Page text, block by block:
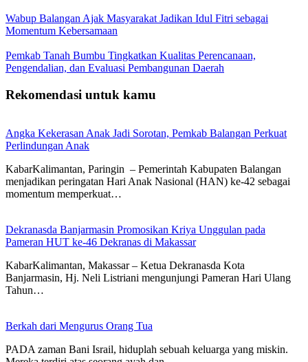
Wabup Balangan Ajak Masyarakat Jadikan Idul Fitri sebagai
Momentum Kebersamaan
Pemkab Tanah Bumbu Tingkatkan Kualitas Perencanaan,
Pengendalian, dan Evaluasi Pembangunan Daerah
Rekomendasi untuk kamu
Angka Kekerasan Anak Jadi Sorotan, Pemkab Balangan Perkuat
Perlindungan Anak
KabarKalimantan, Paringin – Pemerintah Kabupaten Balangan
menjadikan peringatan Hari Anak Nasional (HAN) ke-42 sebagai
momentum memperkuat…
Dekranasda Banjarmasin Promosikan Kriya Unggulan pada
Pameran HUT ke-46 Dekranas di Makassar
KabarKalimantan, Makassar – Ketua Dekranasda Kota
Banjarmasin, Hj. Neli Listriani mengunjungi Pameran Hari Ulang
Tahun…
Berkah dari Mengurus Orang Tua
PADA zaman Bani Israil, hiduplah sebuah keluarga yang miskin.